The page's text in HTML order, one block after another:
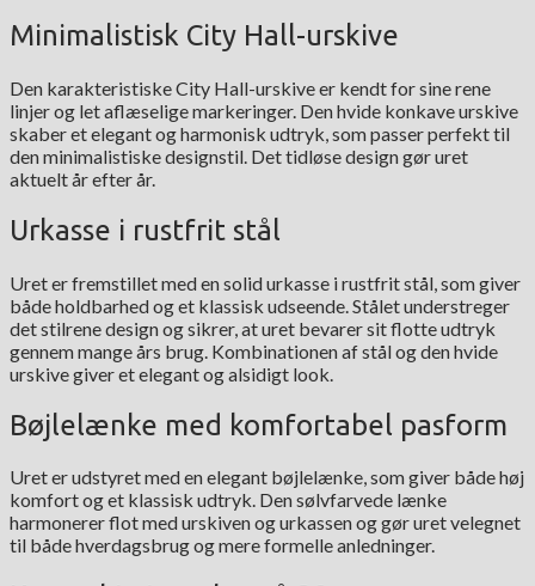
Minimalistisk City Hall-urskive
Den karakteristiske City Hall-urskive er kendt for sine rene
linjer og let aflæselige markeringer. Den hvide konkave urskive
skaber et elegant og harmonisk udtryk, som passer perfekt til
den minimalistiske designstil. Det tidløse design gør uret
aktuelt år efter år.
Urkasse i rustfrit stål
Uret er fremstillet med en solid urkasse i rustfrit stål, som giver
både holdbarhed og et klassisk udseende. Stålet understreger
det stilrene design og sikrer, at uret bevarer sit flotte udtryk
gennem mange års brug. Kombinationen af stål og den hvide
urskive giver et elegant og alsidigt look.
Bøjlelænke med komfortabel pasform
Uret er udstyret med en elegant bøjlelænke, som giver både høj
komfort og et klassisk udtryk. Den sølvfarvede lænke
harmonerer flot med urskiven og urkassen og gør uret velegnet
til både hverdagsbrug og mere formelle anledninger.